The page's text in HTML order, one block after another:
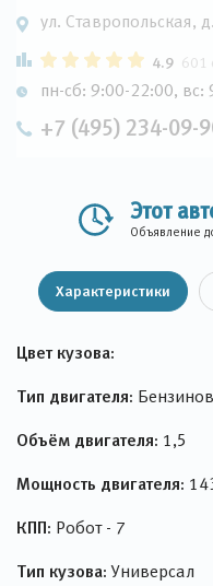
ул. Ставропольская,
4.9 601
пн-сб: 9:00-22:00, вс:
+7 (495) 234-09-
Этот
Объявление
Характеристики
Цвет кузова:
Тип двигателя:
Объём двигателя: 1,5
Мощность двигателя:
КПП: Робот - 7
Тип кузова: Универсал